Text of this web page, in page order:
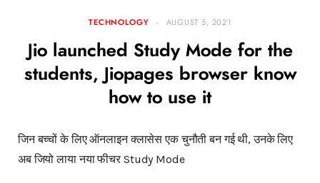
TECHNOLOGY AUGUST 5, 2021
Jio launched Study Mode for the
students, Jiopages browser know
how to use it
जिन बच्चों के लिए ऑनलाइन क्लासेस एक चुनौती बन गई थी, उनके लिए
अब जियो लाया नया फीचर Study Mode